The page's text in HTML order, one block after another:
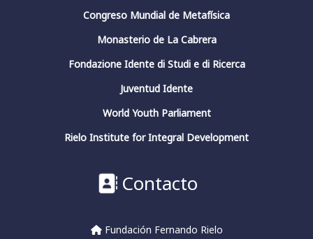
Congreso Mundial de Metafísica
Monasterio de La Cabrera
Fondazione Idente di Studi e di Ricerca
Juventud Idente
World Youth Parliament
Rielo Institute for Integral Development
Contacto
Fundación Fernando Rielo